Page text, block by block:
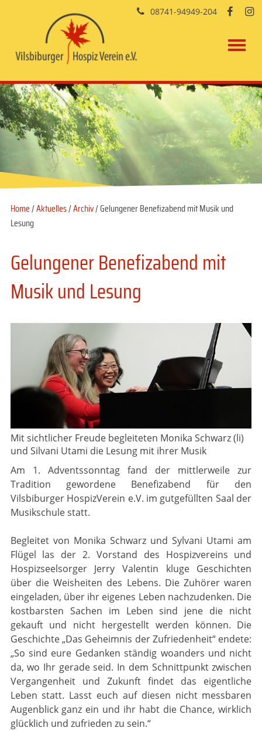
Home/Aktuelles/Archiv/ Gelungener Benefizabend mit Musik und
Lesung
Gelungener Benefizabend mit
Musik und Lesung
Mit sichtlicher Freude begleiteten Monika Schwarz (li)
und Silvani Utami die Lesung mit ihrer Musik
Am 1. Adventssonntag fand der mittlerweile zur
Tradition gewordene Benefizabend für den
Vilsbiburger HospizVerein e.V. im gutgefüllten Saal der
Musikschule statt.
Begleitet von Monika Schwarz und Sylvani Utami am
Flügel las der 2. Vorstand des Hospizvereins und
Hospizseelsorger Jerry Valentin kluge Geschichten
über die Weisheiten des Lebens. Die Zuhörer waren
eingeladen, über ihr eigenes Leben nachzudenken. Die
kostbarsten Sachen im Leben sind jene die nicht
gekauft und nicht hergestellt werden können. Die
Geschichte „Das Geheimnis der Zufriedenheit“ endete:
„So sind eure Gedanken ständig woanders und nicht
da, wo Ihr gerade seid. In dem Schnittpunkt zwischen
Vergangenheit und Zukunft findet das eigentliche
Leben statt. Lasst euch auf diesen nicht messbaren
Augenblick ganz ein und ihr habt die Chance, wirklich
glücklich und zufrieden zu sein.“
08741-94949-204  